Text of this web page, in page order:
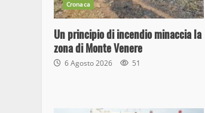
Cronaca
Un principio di incendio minaccia la
zona di Monte Venere
6 Agosto 2026 51